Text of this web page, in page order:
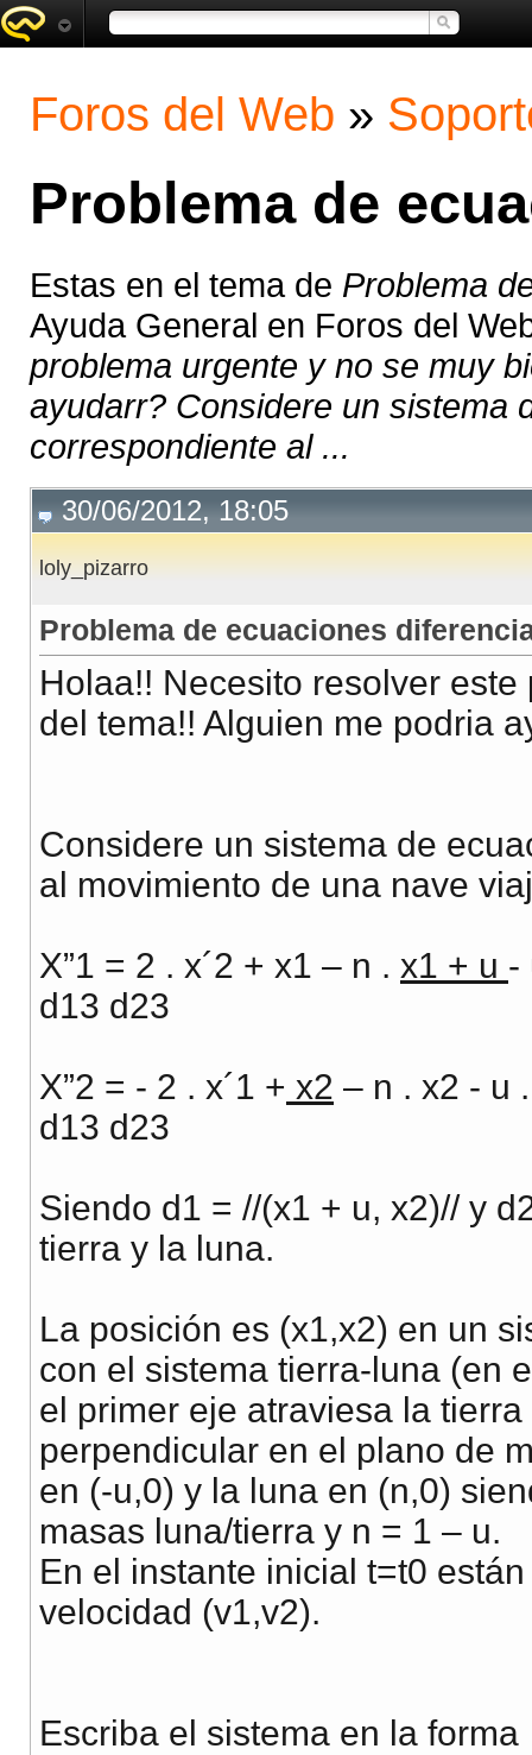
Foros del Web »
Problema de
Estas en el tema de Problema
Ayuda General en Foros del
problema urgente y no se muy
ayudarr? Considere un sistema
correspondiente al ...
30/06/2012, 18:05
loly_pizarro
Problema de ecuaciones
Holaa!! Necesito resolver
del tema!! Alguien me podria
Considere un sistema de
al movimiento de una nave
X”1 = 2 . x´2 + x1 – n . x1 + u -
d13 d23
X”2 = - 2 . x´1 + x2 – n . x2 - u
d13 d23
Siendo d1 = //(x1 + u, x2)// y
tierra y la luna.
La posición es (x1,x2) en un
con el sistema tierra-luna (en
el primer eje atraviesa la
perpendicular en el plano de
en (-u,0) y la luna en (n,0)
masas luna/tierra y n = 1 – u.
En el instante inicial t=t0
velocidad (v1,v2).
Escriba el sistema en la forma